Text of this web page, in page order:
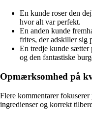
En kunde roser den
hvor alt var perfekt.
En anden kunde
frites, der adskiller sig
En tredje kunde sætter
og den fantastiske
Opmærksomhed på
Flere kommentarer
ingredienser og korrekt